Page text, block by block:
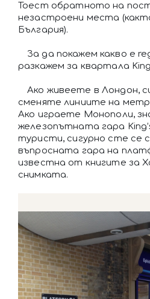
Тоест обратното на
незастроени места
България).
За да покажем какво е
разкажем за квартала
Ако живеете в Лондон,
сменяте линиите на
Ако играете Монополи,
железопътната гара
туристи, сигурно сте се
въпросната гара на
известна от книгите за
снимката.